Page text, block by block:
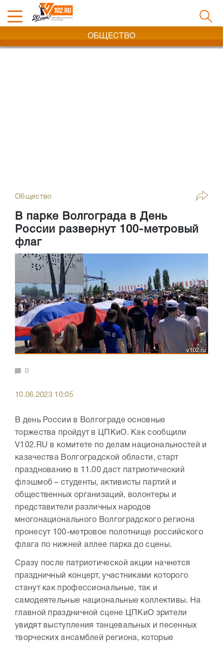
ОБЩЕСТВО
Общество
В парке Волгограда в День
России развернут 100-метровый
флаг
0
10.06.2023 10:05
В день России в Волгограде основные
торжества пройдут в ЦПКиО. Как сообщили
V102.RU в комитете по делам национальностей и
казачества Волгоградской области, старт
празднованию в 11.00 даст патриотический
флэшмоб – студенты, активисты партий и
общественных организаций, волонтеры и
представители различных народов
многонационального Волгоградского региона
пронесут 100-метровое полотнище российского
флага по нижней аллее парка до сцены.
Сразу после патриотической акции начнется
праздничный концерт, участниками которого
станут как профессиональные, так и
самодеятельные национальные коллективы. На
главной праздничной сцене ЦПКиО зрители
увидят выступления танцевальных и песенных
творческих ансамблей региона, которые